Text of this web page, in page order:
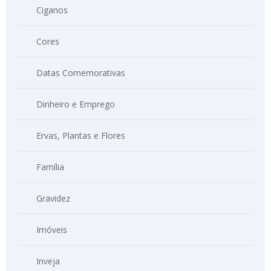
Ciganos
Cores
Datas Comemorativas
Dinheiro e Emprego
Ervas, Plantas e Flores
Família
Gravidez
Imóveis
Inveja